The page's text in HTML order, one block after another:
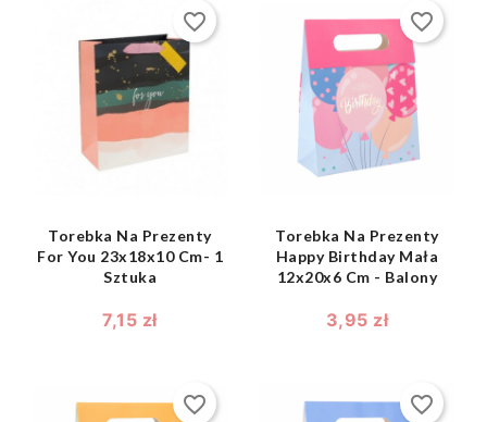
shopping_bag 
Torebka Na Prezenty
For You 23x18x10 Cm- 1
Sztuka
7,15 zł
favorite_border
shopping_bag 
Torebka Na Prezenty
Happy Birthday Mała
12x20x6 Cm - Balony
3,95 zł
favorite_border
favorite_border favorite_border